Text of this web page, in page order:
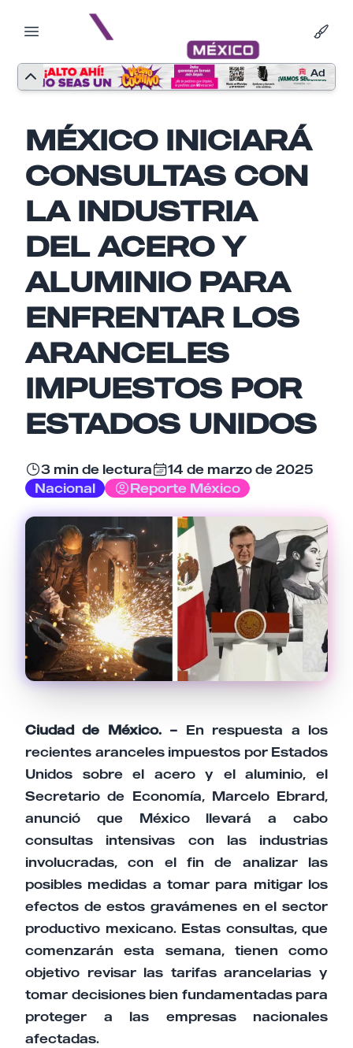
Ad
MÉXICO INICIARÁ
CONSULTAS CON
LA INDUSTRIA
DEL ACERO Y
ALUMINIO PARA
ENFRENTAR LOS
ARANCELES
IMPUESTOS POR
ESTADOS UNIDOS
3 min de lectura
14 de marzo de 2025
Nacional
Reporte México
Ciudad de México. – En respuesta a los
recientes aranceles impuestos por Estados
Unidos sobre el acero y el aluminio, el
Secretario de Economía, Marcelo Ebrard,
anunció que México llevará a cabo
consultas intensivas con las industrias
involucradas, con el fin de analizar las
posibles medidas a tomar para mitigar los
efectos de estos gravámenes en el sector
productivo mexicano. Estas consultas, que
comenzarán esta semana, tienen como
objetivo revisar las tarifas arancelarias y
tomar decisiones bien fundamentadas para
proteger a las empresas nacionales
afectadas.
Tu comentario
Cancelar Enviar comentario